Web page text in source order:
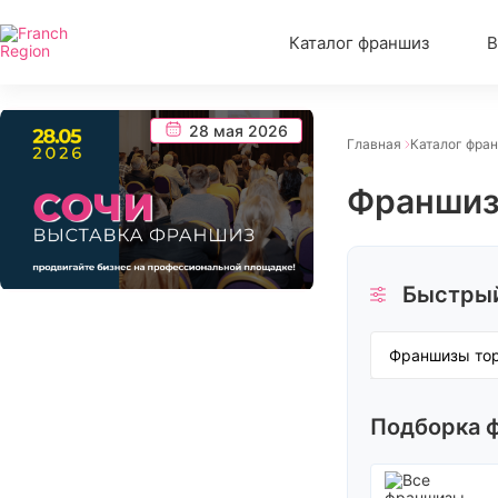
Каталог франшиз
28 мая 2026
Главная Каталог
Франшизы
Красота и
Обучение и
Франшизы
Франшизы
Подборка